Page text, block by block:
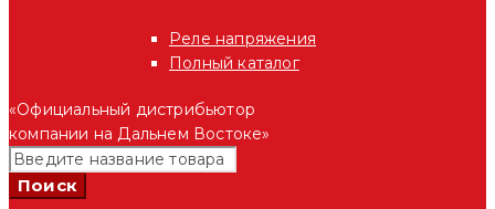
Реле напряжения
Полный каталог
«Официальный дистрибьютор
компании на Дальнем Востоке»